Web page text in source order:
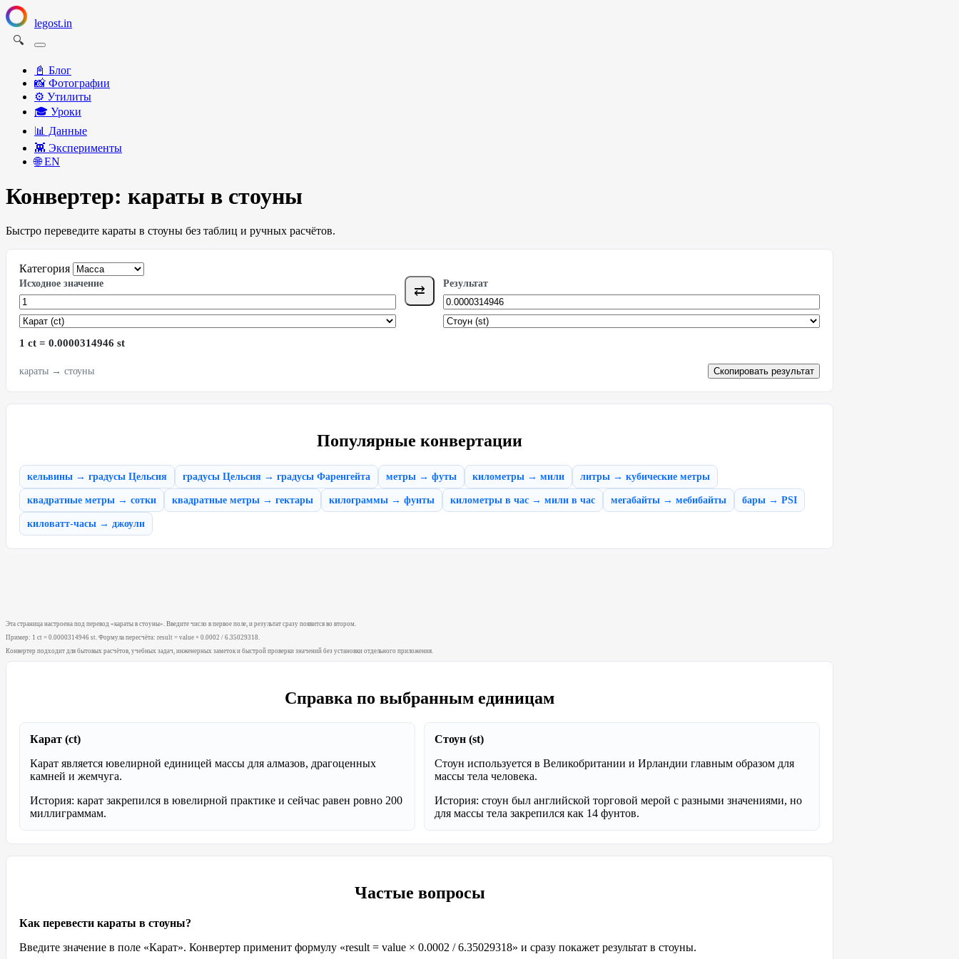
legost.in
🔍
📓 Блог
📸️ Фотографии
⚙️ Утилиты
🎓 Уроки
📊 Данные
👾 Эксперименты
🌐 EN
Конвертер: караты в стоуны
Быстро переведите караты в стоуны без таблиц и ручных расчётов.
Категория
Исходное значение ⇄ Результат
1 ct = 0.0000314946 st
караты → стоуны Скопировать результат
Популярные конвертации
кельвины → градусы Цельсия градусы Цельсия → градусы Фаренгейта метры → футы километры → мили литры → кубические метры
квадратные метры → сотки квадратные метры → гектары килограммы → фунты километры в час → мили в час мегабайты → мебибайты бары → PSI
киловатт-часы → джоули
Эта страница настроена под перевод «караты в стоуны». Введите число в первое поле, и результат сразу появится во втором.
Пример: 1 ct = 0.0000314946 st. Формула пересчёта: result = value × 0.0002 / 6.35029318.
Конвертер подходит для бытовых расчётов, учебных задач, инженерных заметок и быстрой проверки значений без установки отдельного приложения.
Справка по выбранным единицам
Карат (ct)
Карат является ювелирной единицей массы для алмазов, драгоценных
камней и жемчуга.
История: карат закрепился в ювелирной практике и сейчас равен ровно 200
миллиграммам.
Стоун (st)
Стоун используется в Великобритании и Ирландии главным образом для
массы тела человека.
История: стоун был английской торговой мерой с разными значениями, но
для массы тела закрепился как 14 фунтов.
Частые вопросы
Как перевести караты в стоуны?
Введите значение в поле «Карат». Конвертер применит формулу «result = value × 0.0002 / 6.35029318» и сразу покажет результат в стоуны.